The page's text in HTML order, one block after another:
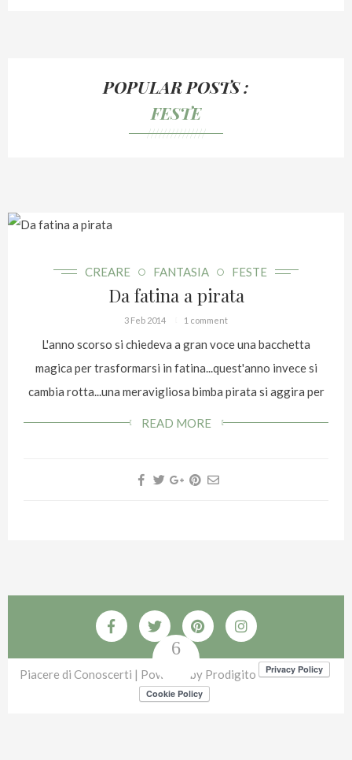
POPULAR POSTS :
FESTE
///////////////
CREARE FANTASIA FESTE
Da fatina a pirata
3 Feb 2014 1 comment
L'anno scorso si chiedeva a gran voce una bacchetta
magica per trasformarsi in fatina...quest'anno invece si
cambia rotta...una meravigliosa bimba pirata si aggira per
READ MORE
Piacere di Conoscerti | Powered by Prodigito